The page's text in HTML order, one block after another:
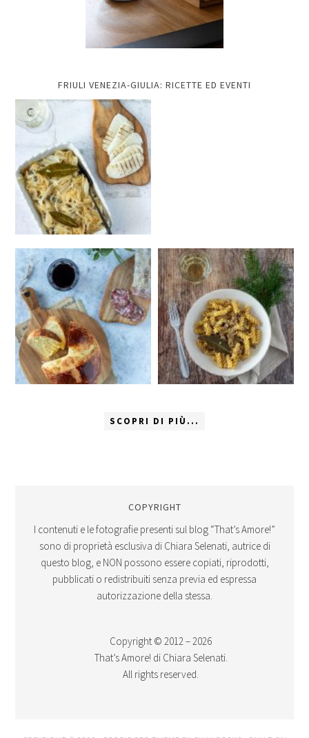
FRIULI VENEZIA-GIULIA: RICETTE ED EVENTI
SCOPRI DI PIÙ...
COPYRIGHT
I contenuti e le fotografie presenti sul blog “That’s Amore!”
sono di proprietà esclusiva di Chiara Selenati, autrice di
questo blog, e NON possono essere copiati, riprodotti,
pubblicati o redistribuiti senza previa ed espressa
autorizzazione della stessa.
Copyright © 2012 – 2026
That’s Amore! di Chiara Selenati.
All rights reserved.